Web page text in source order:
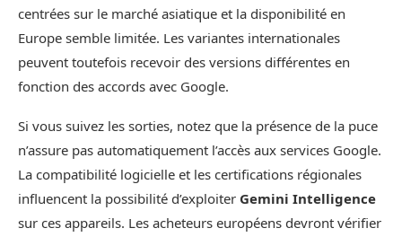
centrées sur le marché asiatique et la disponibilité en
Europe semble limitée. Les variantes internationales
peuvent toutefois recevoir des versions différentes en
fonction des accords avec Google.
Si vous suivez les sorties, notez que la présence de la puce
n’assure pas automatiquement l’accès aux services Google.
La compatibilité logicielle et les certifications régionales
influencent la possibilité d’exploiter Gemini Intelligence
sur ces appareils. Les acheteurs européens devront vérifier